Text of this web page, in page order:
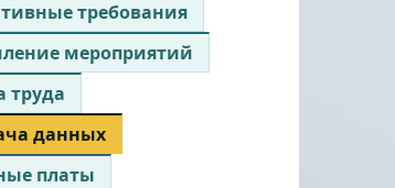
требования
мероприятий
труда
данных
платы